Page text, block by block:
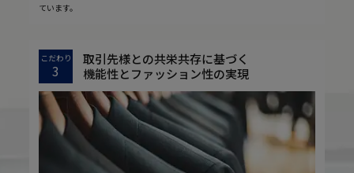
ています。
こだわり
3
取引先様との共栄共存に基づく
機能性とファッション性の実現